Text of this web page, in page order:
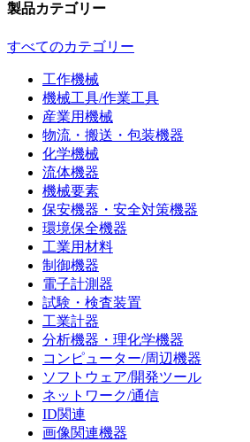
製品カテゴリー
すべてのカテゴリー
工作機械
機械工具/作業工具
産業用機械
物流・搬送・包装機器
化学機械
流体機器
機械要素
保安機器・安全対策機器
環境保全機器
工業用材料
制御機器
電子計測器
試験・検査装置
工業計器
分析機器・理化学機器
コンピューター/周辺機器
ソフトウェア/開発ツール
ネットワーク/通信
ID関連
画像関連機器